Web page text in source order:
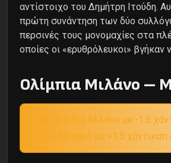
αντίστοιχο του Δημήτρη Ιτούδη.
πρώτη συνάντηση των δύο
περσινές τους μονομαχίες στα
οποίες οι «ερυθρόλευκοι» βγήκαν
Ολίμπια Μιλάνο –
Νίκη Ολίμπια Μιλάνο με -1.5
Διπλό Μονακό με +1.5 χάντικαπ